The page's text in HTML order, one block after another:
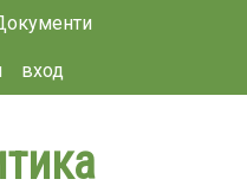
вход